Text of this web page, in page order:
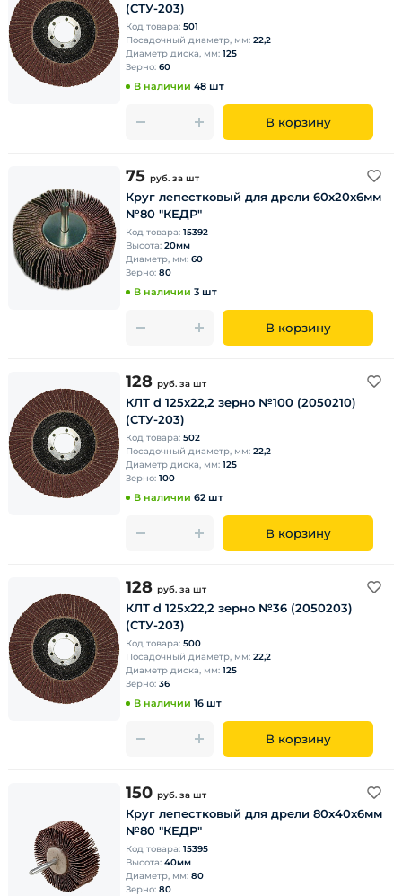
(СТУ-203)
Код товара: 501
Посадочный диаметр, мм: 22,2
Диаметр диска, мм: 125
Зерно: 60
В наличии 48 шт
В корзину
75 руб. за шт
Круг лепестковый для дрели 60х20х6мм
№80 "КЕДР"
Код товара: 15392
Высота: 20мм
Диаметр, мм: 60
Зерно: 80
В наличии 3 шт
В корзину
128 руб. за шт
КЛТ d 125х22,2 зерно №100 (2050210)
(СТУ-203)
Код товара: 502
Посадочный диаметр, мм: 22,2
Диаметр диска, мм: 125
Зерно: 100
В наличии 62 шт
В корзину
128 руб. за шт
КЛТ d 125х22,2 зерно №36 (2050203)
(СТУ-203)
Код товара: 500
Посадочный диаметр, мм: 22,2
Диаметр диска, мм: 125
Зерно: 36
В наличии 16 шт
В корзину
150 руб. за шт
Круг лепестковый для дрели 80х40х6мм
№80 "КЕДР"
Код товара: 15395
Высота: 40мм
Диаметр, мм: 80
Зерно: 80